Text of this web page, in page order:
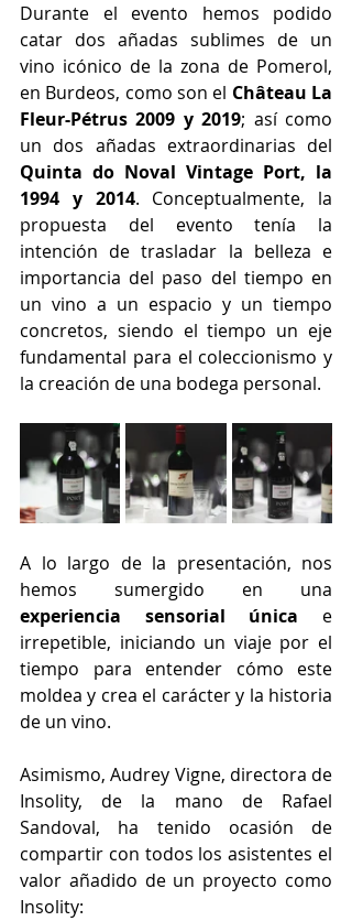
Durante el evento hemos podido
catar dos añadas sublimes de un
vino icónico de la zona de Pomerol,
en Burdeos, como son el Château La
Fleur-Pétrus 2009 y 2019; así como
Quinta do Noval Vintage Port, la
1994 y 2014. Conceptualmente, la
propuesta del evento tenía la
intención de trasladar la belleza e
importancia del paso del tiempo en
un vino a un espacio y un tiempo
concretos, siendo el tiempo un eje
fundamental para el coleccionismo y
la creación de una bodega personal.
A lo largo de la presentación, nos
experiencia sensorial única e
irrepetible, iniciando un viaje por el
tiempo para entender cómo este
moldea y crea el carácter y la historia
de un vino.
Asimismo, Audrey Vigne, directora de
Insolity, de la mano de Rafael
Sandoval, ha tenido ocasión de
compartir con todos los asistentes el
valor añadido de un proyecto como
Insolity: